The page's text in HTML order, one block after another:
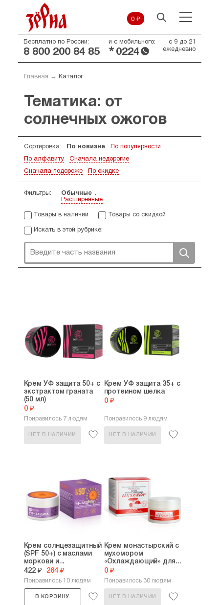
0 ₽
Бесплатно по России:
8 800 200 84 85
и с мобильного:
* 0224
с 9 до 21
ежедневно
Главная → Каталог
Тематика: от
солнечных ожогов
Сортировка: По новизне По популярности
По алфавиту Сначала недорогие
Сначала подороже По скидке
Фильтры:
Обычные
Расширенные
Товары в наличии Товары со скидкой
Искать в этой рубрике:
Крем УФ защита 50+ с
экстрактом граната
(50 мл)
0 ₽
Понравилось 7 людям
НЕТ В НАЛИЧИИ
Крем УФ защита 35+ с
протеином шелка
0 ₽
Понравилось 9 людям
НЕТ В НАЛИЧИИ
Крем солнцезащитный
(SPF 50+) с маслами
моркови и...
422 ₽ 264 ₽
Понравилось 10 людям
В КОРЗИНУ
Крем монастырский с
мухомором
«Охлаждающий» для...
0 ₽
Понравилось 30 людям
НЕТ В НАЛИЧИИ